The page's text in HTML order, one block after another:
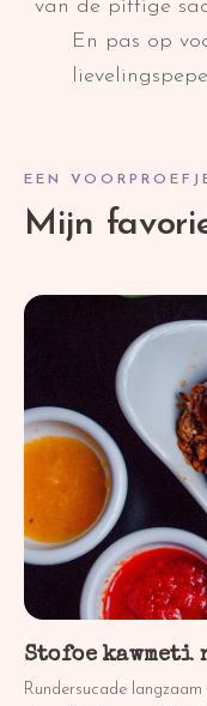
van de pittige
En pas op
EEN
Mijn
Stofoe kawmeti
Rundersucade